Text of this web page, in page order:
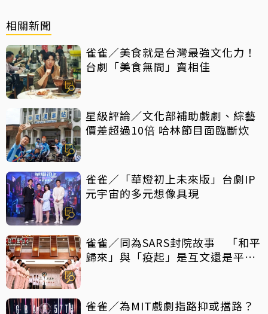
相關新聞
雀雀／美食就是台灣最強文化力！
台劇「美食無間」賣相佳
星級評論／文化部補助戲劇、綜藝
價差超過10倍 哈林節目面臨斷炊
雀雀／「華燈初上未來版」台劇IP
元宇宙的多元想像具現
雀雀／同為SARS封院故事 「和平
歸來」與「疫起」是互文還是平行
雀雀／為MIT戲劇指路抑或擋路？